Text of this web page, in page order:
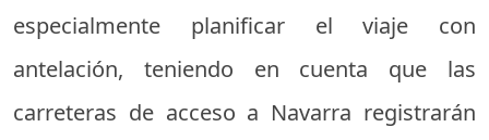
especialmente planificar el viaje con
antelación, teniendo en cuenta que las
carreteras de acceso a Navarra registrarán